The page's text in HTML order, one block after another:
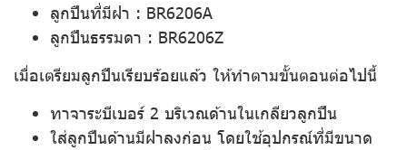
ลูกปืนที่มีฝา : BR6206A
ลูกปืนธรรมดา : BR6206Z
เมื่อเตรียมลูกปืนเรียบร้อยแล้ว ให้ทำตามขั้นตอนต่อไปนี้
ทาจาระบีเบอร์ 2 บริเวณด้านในเกลียวลูกปืน
ใส่ลูกปืนด้านมีฝาลงก่อน โดยใช้อุปกรณ์ที่มีขนาด